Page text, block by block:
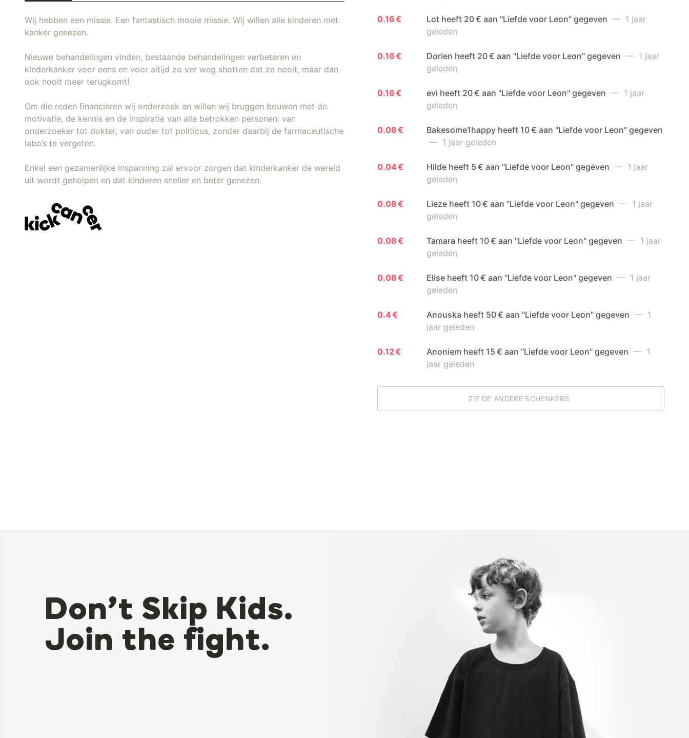
Wij hebben een missie. Een fantastisch mooie missie. Wij willen alle kinderen met
kanker genezen.
Nieuwe behandelingen vinden, bestaande behandelingen verbeteren en
kinderkanker voor eens en voor altijd zo ver weg shotten dat ze nooit, maar dan
ook nooit meer terugkomt!
Om die reden financieren wij onderzoek en willen wij bruggen bouwen met de
motivatie, de kennis en de inspiratie van alle betrokken personen: van
onderzoeker tot dokter, van ouder tot politicus, zonder daarbij de farmaceutische
labo’s te vergeten.
Enkel een gezamenlijke inspanning zal ervoor zorgen dat kinderkanker de wereld
uit wordt geholpen en dat kinderen sneller en beter genezen.
0.16 € Lot heeft 20 € aan "Liefde voor Leon" gegeven — 1 jaar
geleden
0.16 € Dorien heeft 20 € aan "Liefde voor Leon" gegeven — 1 jaar
geleden
0.16 € evi heeft 20 € aan "Liefde voor Leon" gegeven — 1 jaar
geleden
0.08 €
Bakesome1happy heeft 10 € aan "Liefde voor Leon" gegeven
— 1 jaar geleden
0.04 € Hilde heeft 5 € aan "Liefde voor Leon" gegeven — 1 jaar
geleden
0.08 € Lieze heeft 10 € aan "Liefde voor Leon" gegeven — 1 jaar
geleden
0.08 € Tamara heeft 10 € aan "Liefde voor Leon" gegeven — 1 jaar
geleden
0.08 € Elise heeft 10 € aan "Liefde voor Leon" gegeven — 1 jaar
geleden
0.4 € Anouska heeft 50 € aan "Liefde voor Leon" gegeven — 1
jaar geleden
0.12 € Anoniem heeft 15 € aan "Liefde voor Leon" gegeven — 1
jaar geleden
ZIE DE ANDERE SCHENKERS
Don’t Skip Kids.
Join the fight.